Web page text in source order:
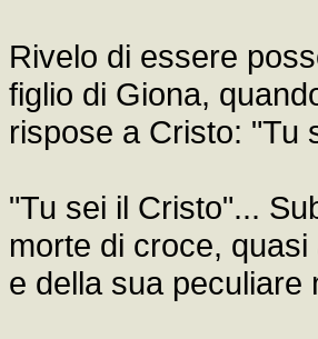
Rivelo di essere
figlio di Giona,
rispose a Cristo: "Tu
"Tu sei il Cristo"...
morte di croce,
e della sua peculiare